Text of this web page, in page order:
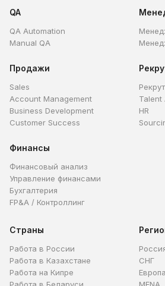
QA
QA Automation
Manual QA
Продажи
Sales
Account Management
Business Development
Customer Success
Talent
HR
Финансы
Финансовый анализ
Управление финансами
Бухгалтерия
FP&A / Контроллинг
Страны
Работа в России
Работа в Казахстане
Работа на Кипре
СНГ
Европа